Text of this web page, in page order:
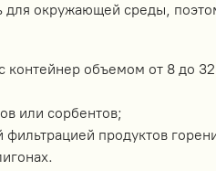
окружающей среды,
объемом от 8 до
или сорбентов;
продуктов